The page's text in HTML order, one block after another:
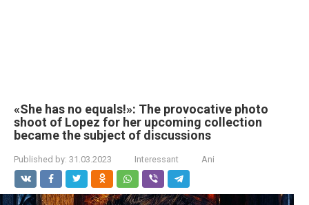
«She has no equals!»: The provocative photo
shoot of Lopez for her upcoming collection
became the subject of discussions
Published by: 31.03.2023 Interessant Ani